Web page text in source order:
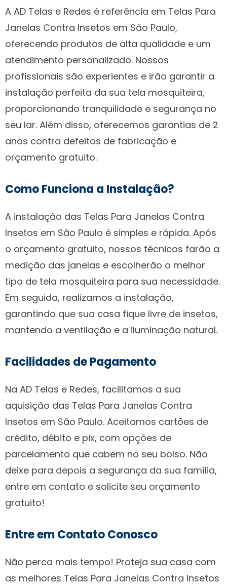
A AD Telas e Redes é referência em Telas Para
Janelas Contra Insetos em São Paulo,
oferecendo produtos de alta qualidade e um
atendimento personalizado. Nossos
profissionais são experientes e irão garantir a
instalação perfeita da sua tela mosquiteira,
proporcionando tranquilidade e segurança no
seu lar. Além disso, oferecemos garantias de 2
anos contra defeitos de fabricação e
orçamento gratuito.
Como Funciona a Instalação?
A instalação das Telas Para Janelas Contra
Insetos em São Paulo é simples e rápida. Após
o orçamento gratuito, nossos técnicos farão a
medição das janelas e escolherão o melhor
tipo de tela mosquiteira para sua necessidade.
Em seguida, realizamos a instalação,
garantindo que sua casa fique livre de insetos,
mantendo a ventilação e a iluminação natural.
Facilidades de Pagamento
Na AD Telas e Redes, facilitamos a sua
aquisição das Telas Para Janelas Contra
Insetos em São Paulo. Aceitamos cartões de
crédito, débito e pix, com opções de
parcelamento que cabem no seu bolso. Não
deixe para depois a segurança da sua família,
entre em contato e solicite seu orçamento
gratuito!
Entre em Contato Conosco
Não perca mais tempo! Proteja sua casa com
as melhores Telas Para Janelas Contra Insetos